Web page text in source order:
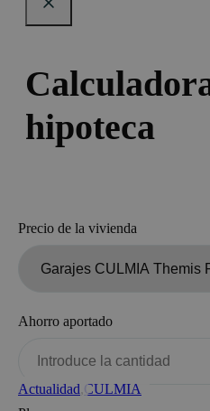
Actualidad CULMIA
Actualidad CULMIA
Actualidad
hipoteca
Precio de la vivienda
Ahorro aportado